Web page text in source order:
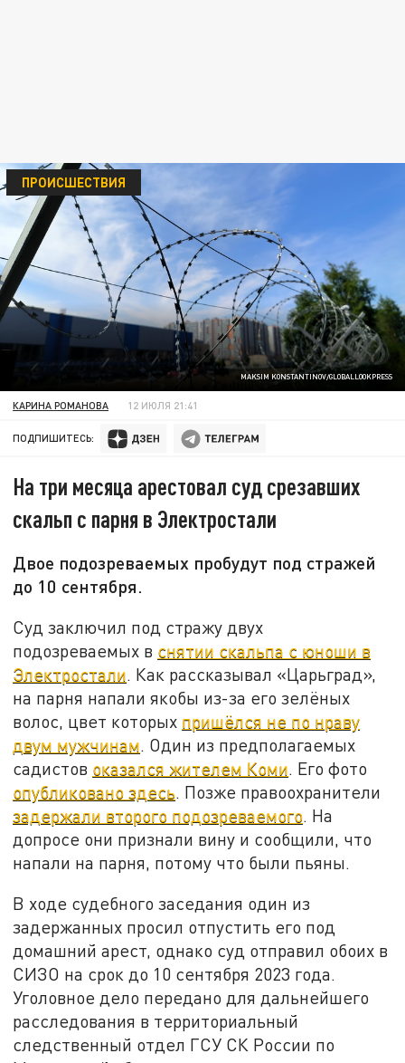
MAKSIM KONSTANTINOV/GLOBALLOOKPRESS
ПРОИСШЕСТВИЯ
КАРИНА РОМАНОВА 12 ИЮЛЯ 21:41
ПОДПИШИТЕСЬ:
На три месяца арестовал суд срезавших
скальп с парня в Электростали
Двое подозреваемых пробудут под стражей
до 10 сентября.
Суд заключил под стражу двух
подозреваемых в снятии скальпа с юноши в
Электростали. Как рассказывал «Царьград»,
на парня напали якобы из-за его зелёных
волос, цвет которых пришёлся не по нраву
двум мужчинам. Один из предполагаемых
садистов оказался жителем Коми. Его фото
опубликовано здесь. Позже правоохранители
задержали второго подозреваемого. На
допросе они признали вину и сообщили, что
напали на парня, потому что были пьяны.
В ходе судебного заседания один из
задержанных просил отпустить его под
домашний арест, однако суд отправил обоих в
СИЗО на срок до 10 сентября 2023 года.
Уголовное дело передано для дальнейшего
расследования в территориальный
следственный отдел ГСУ СК России по